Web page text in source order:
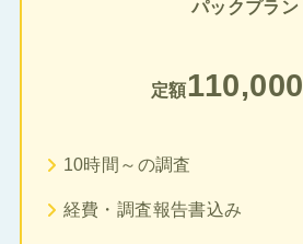
パックプラン
定額110,000
10時間～の調査
経費・調査報告書込み